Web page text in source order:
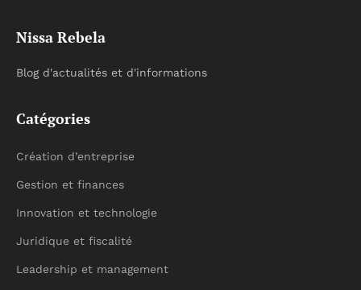
Nissa Rebela
Blog d'actualités et d'informations
Catégories
Création d’entreprise
Gestion et finances
Innovation et technologie
Juridique et fiscalité
Leadership et management